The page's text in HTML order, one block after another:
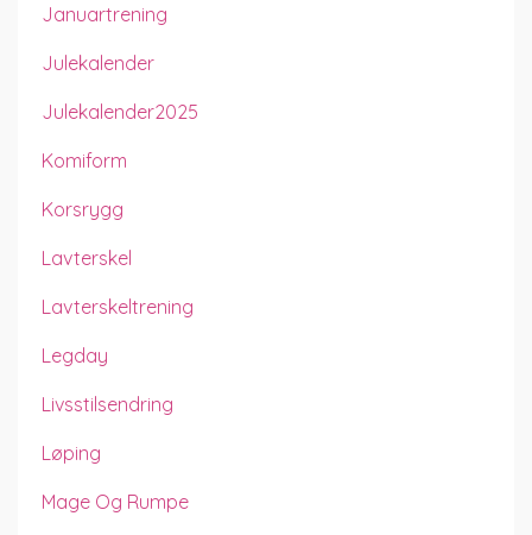
Januartrening
Julekalender
Julekalender2025
Komiform
Korsrygg
Lavterskel
Lavterskeltrening
Legday
Livsstilsendring
Løping
Mage Og Rumpe